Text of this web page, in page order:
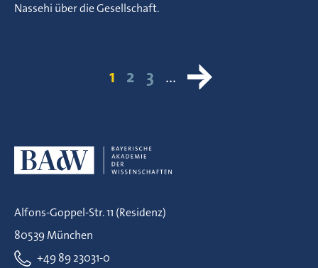
Nassehi über die Gesellschaft.
1 2 3 …
Alfons-Goppel-Str. 11 (Residenz)
80539 München
+49 89 23031-0